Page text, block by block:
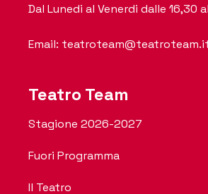
Dal Lunedi al Venerdi dalle 16,30
Email:
Teatro Team
Stagione 2026-2027
Fuori Programma
Il Teatro